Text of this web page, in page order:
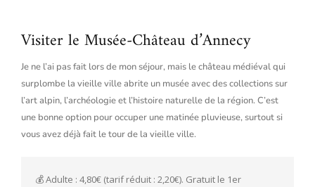
Visiter le Musée-Château d’Annecy
Je ne l’ai pas fait lors de mon séjour, mais le château médiéval qui
surplombe la vieille ville abrite un musée avec des collections sur
l’art alpin, l’archéologie et l’histoire naturelle de la région. C’est
une bonne option pour occuper une matinée pluvieuse, surtout si
vous avez déjà fait le tour de la vieille ville.
💰 Adulte : 4,80€ (tarif réduit : 2,20€). Gratuit le 1er